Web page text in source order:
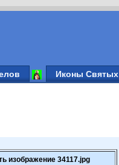
Иконы Святых
изображение 34117.jpg